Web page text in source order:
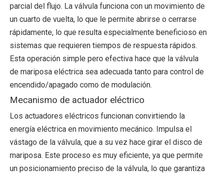
parcial del flujo. La válvula funciona con un movimiento de
un cuarto de vuelta, lo que le permite abrirse o cerrarse
rápidamente, lo que resulta especialmente beneficioso en
sistemas que requieren tiempos de respuesta rápidos.
Esta operación simple pero efectiva hace que la válvula
de mariposa eléctrica sea adecuada tanto para control de
encendido/apagado como de modulación.
Mecanismo de actuador eléctrico
Los actuadores eléctricos funcionan convirtiendo la
energía eléctrica en movimiento mecánico. Impulsa el
vástago de la válvula, que a su vez hace girar el disco de
mariposa. Este proceso es muy eficiente, ya que permite
un posicionamiento preciso de la válvula, lo que garantiza